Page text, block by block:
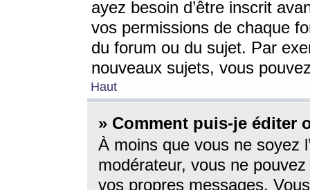
ayez besoin d’être inscrit
vos permissions de chaque
du forum ou du sujet. Par
nouveaux sujets, vous
Haut
» Comment puis-je éditer
À moins que vous ne soyez
modérateur, vous ne
vos propres messages.